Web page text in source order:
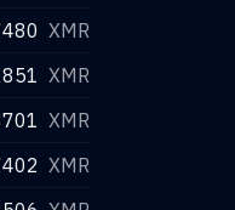
XMR
XMR
XMR
XMR